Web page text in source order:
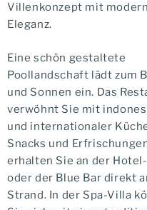
Villenkonzept mit
Eleganz.
Eine schön gestaltete
Poollandschaft lädt zum
und Sonnen ein. Das
verwöhnt Sie mit
und internationaler
Snacks und
erhalten Sie an der
oder der Blue Bar direkt
Strand. In der Spa-Villa